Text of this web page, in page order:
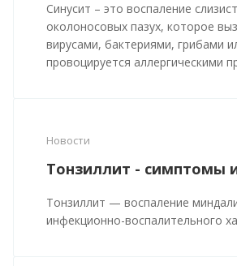
Синусит – это воспаление
околоносовых пазух, которое
вирусами, бактериями, грибами
провоцируется аллергическими
Новости
Тонзиллит - симптомы
Тонзиллит — воспаление
инфекционно-воспалительного